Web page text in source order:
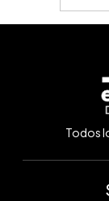
Todos